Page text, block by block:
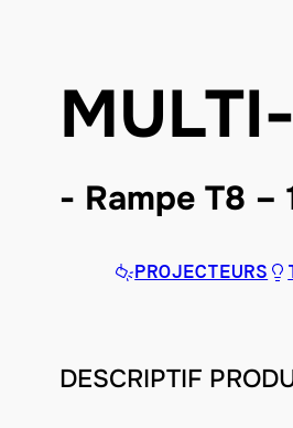
Rampe T8 –
PROJECTEURS
DESCRIPTIF